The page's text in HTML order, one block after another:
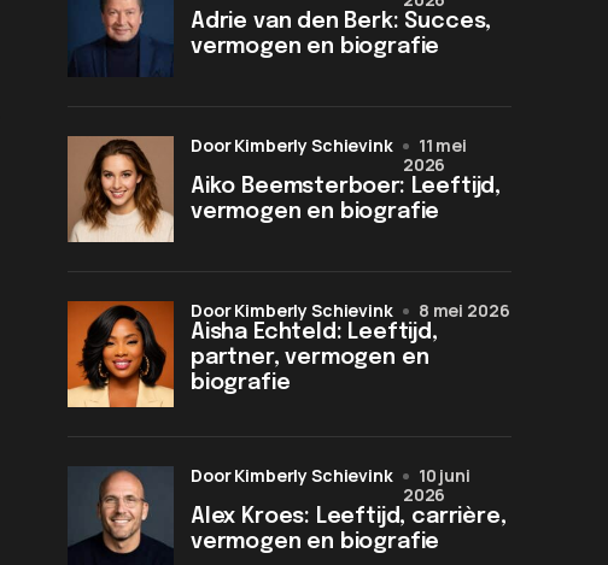
Adrie van den Berk: Succes,
vermogen en biografie
Aiko Beemsterboer: Leeftijd,
vermogen en biografie
door Kimberly Schievink
11 mei
2026
Aisha Echteld: Leeftijd,
partner, vermogen en
biografie
door Kimberly Schievink 8 mei 2026
Alex Kroes: Leeftijd, carrière,
vermogen en biografie
door Kimberly Schievink
10 juni
2026